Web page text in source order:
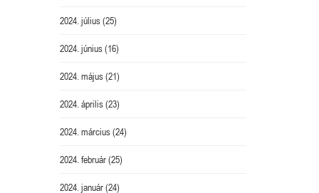
2024. július(25)
2024. június(16)
2024. május(21)
2024. április(23)
2024. március(24)
2024. február(25)
2024. január(24)